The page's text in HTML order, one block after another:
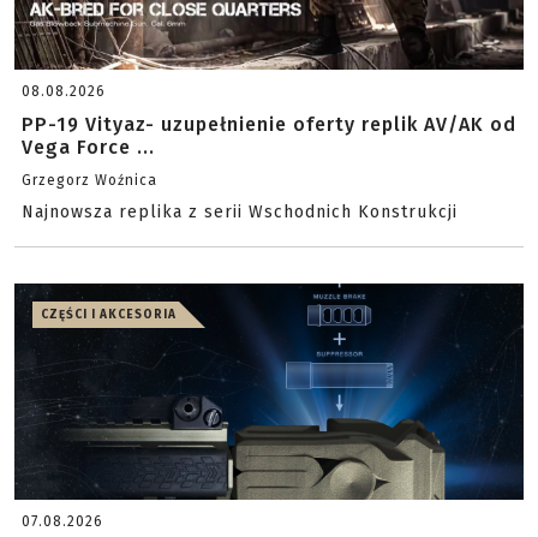
08.08.2026
PP-19 Vityaz- uzupełnienie oferty replik AV/AK od
Vega Force ...
Grzegorz Woźnica
Najnowsza replika z serii Wschodnich Konstrukcji
CZĘŚCI I AKCESORIA
07.08.2026